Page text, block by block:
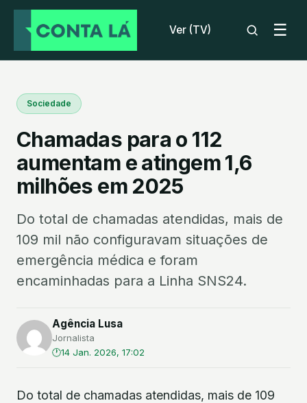
Ver (TV) ☰
Sociedade
Chamadas para o 112
aumentam e atingem 1,6
milhões em 2025
Do total de chamadas atendidas, mais de
109 mil não configuravam situações de
emergência médica e foram
encaminhadas para a Linha SNS24.
Agência Lusa
Jornalista
14 Jan. 2026, 17:02
Do total de chamadas atendidas, mais de 109